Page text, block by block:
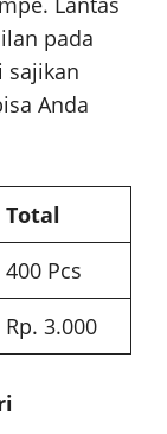
pada
sajikan
Anda
Total
400 Pcs
Rp. 3.000